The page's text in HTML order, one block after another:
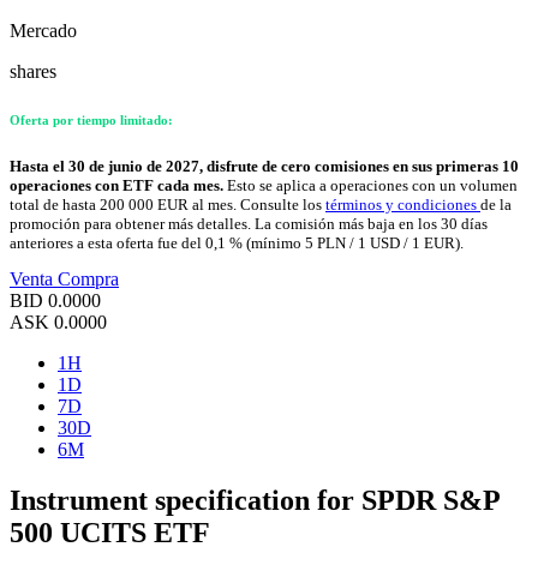
Mercado
shares
Oferta por tiempo limitado:
Hasta el 30 de junio de 2027, disfrute de cero comisiones en sus primeras 10
operaciones con ETF cada mes. Esto se aplica a operaciones con un volumen
total de hasta 200 000 EUR al mes. Consulte los términos y condiciones de la
promoción para obtener más detalles. La comisión más baja en los 30 días
anteriores a esta oferta fue del 0,1 % (mínimo 5 PLN / 1 USD / 1 EUR).
Venta Compra
BID 0.0000
ASK 0.0000
1H
1D
7D
30D
6M
Instrument specification for SPDR S&P
500 UCITS ETF